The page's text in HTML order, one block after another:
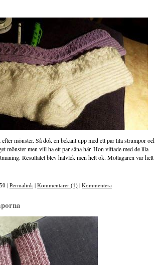
efter mönster. Så dök en bekant upp med ett par lila strumpor
mönster men vill ha ett par såna här. Hon viftade med de lila
Resultatet blev halvlek men helt ok. Mottagaren var helt
| Permalink | Kommentarer (1) | Kommentera